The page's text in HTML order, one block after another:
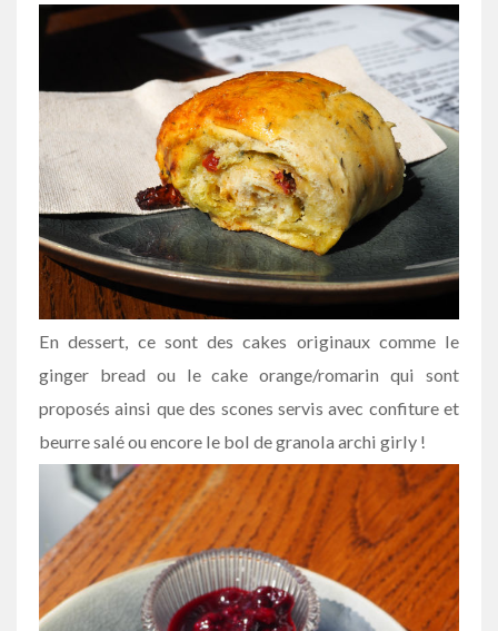
En dessert, ce sont des cakes originaux comme le
ginger bread ou le cake orange/romarin qui sont
proposés ainsi que des scones servis avec confiture et
beurre salé ou encore le bol de granola archi girly !